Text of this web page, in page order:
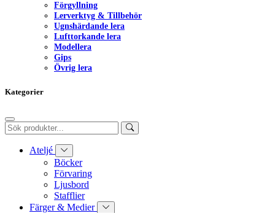
Förgyllning
Lerverktyg & Tillbehör
Ugnshärdande lera
Lufttorkande lera
Modellera
Gips
Övrig lera
Kategorier
Ateljé
Böcker
Förvaring
Ljusbord
Stafflier
Färger & Medier